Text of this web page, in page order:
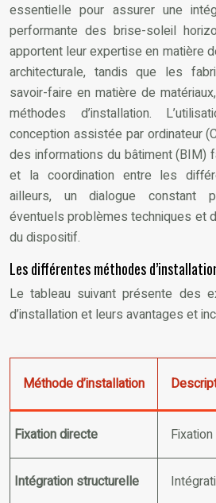
essentielle pour assurer une
performante des brise-soleil
apportent leur expertise en matière
architecturale, tandis que les
savoir-faire en matière de
méthodes d’installation.
conception assistée par ordinateur
des informations du bâtiment (BIM)
et la coordination entre les
ailleurs, un dialogue constant
éventuels problèmes techniques et
du dispositif.
Les différentes méthodes
Le tableau suivant présente des
d’installation et leurs avantages et
Méthode d’installation
Fixation directe
Intégration structurelle